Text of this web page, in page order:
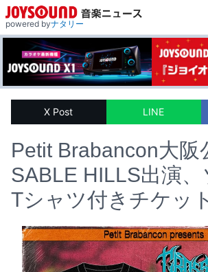
powered byナタリー
X Post LINE
Petit Brabancon大阪
SABLE HILLS出演
Tシャツ付きチケッ